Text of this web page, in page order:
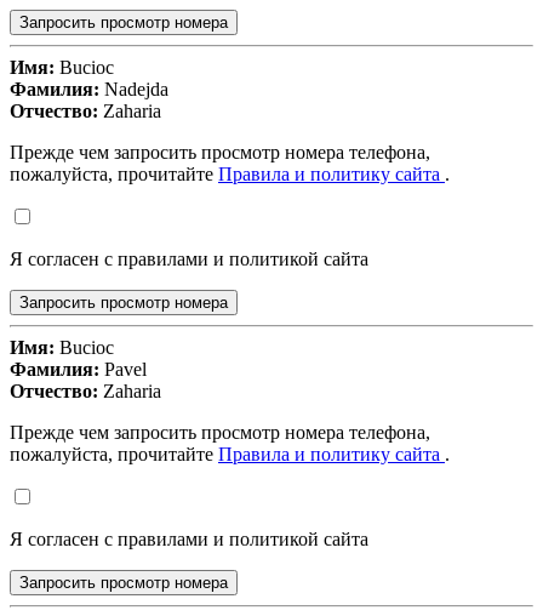
Запросить просмотр номера
Имя: Bucioc
Фамилия: Nadejda
Отчество: Zaharia
Прежде чем запросить просмотр номера телефона,
пожалуйста, прочитайте Правила и политику сайта .
Я согласен с правилами и политикой сайта
Запросить просмотр номера
Имя: Bucioc
Фамилия: Pavel
Отчество: Zaharia
Прежде чем запросить просмотр номера телефона,
пожалуйста, прочитайте Правила и политику сайта .
Я согласен с правилами и политикой сайта
Запросить просмотр номера